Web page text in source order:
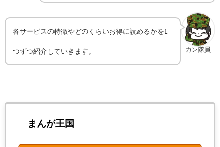
カン隊員
各サービスの特徴やどのくらいお得に読めるかを1
つずつ紹介していきます。
まんが王国